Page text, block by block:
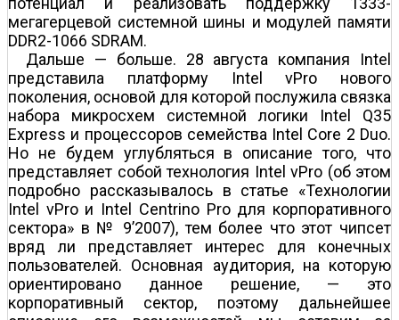
мегагерцевой системной шины и модулей памяти
DDR2-1066 SDRAM.
Дальше — больше. 28 августа компания Intel
представила платформу Intel vPro нового
поколения, основой для которой послужила связка
набора микросхем системной логики Intel Q35
Express и процессоров семейства Intel Core 2 Duo.
Но не будем углубляться в описание того, что
представляет собой технология Intel vPro (об этом
подробно рассказывалось в статье «Технологии
Intel vPro и Intel Centrino Pro для корпоративного
сектора» в № 9’2007), тем более что этот чипсет
вряд ли представляет интерес для конечных
пользователей. Основная аудитория, на которую
ориентировано данное решение, — это
корпоративный сектор, поэтому дальнейшее